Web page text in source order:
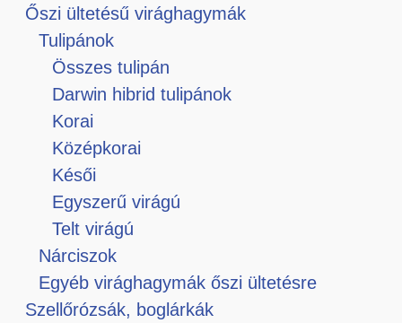
Őszi ültetésű virághagymák
Tulipánok
Összes tulipán
Darwin hibrid tulipánok
Korai
Középkorai
Késői
Egyszerű virágú
Telt virágú
Nárciszok
Egyéb virághagymák őszi ültetésre
Szellőrózsák, boglárkák